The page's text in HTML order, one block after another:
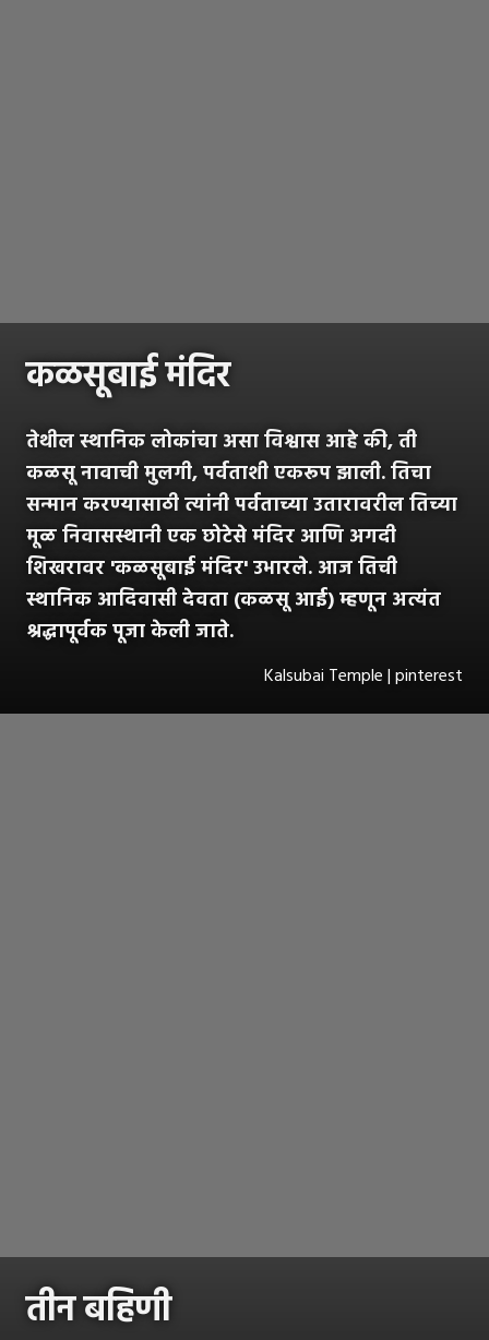
कळसूबाई मंदिर
तेथील स्थानिक लोकांचा असा विश्वास आहे की, ती
कळसू नावाची मुलगी, पर्वताशी एकरूप झाली. तिचा
सन्मान करण्यासाठी त्यांनी पर्वताच्या उतारावरील तिच्या
मूळ निवासस्थानी एक छोटेसे मंदिर आणि अगदी
शिखरावर 'कळसूबाई मंदिर' उभारले. आज तिची
स्थानिक आदिवासी देवता (कळसू आई) म्हणून अत्यंत
श्रद्धापूर्वक पूजा केली जाते.
Kalsubai Temple | pinterest
तीन बहिणी